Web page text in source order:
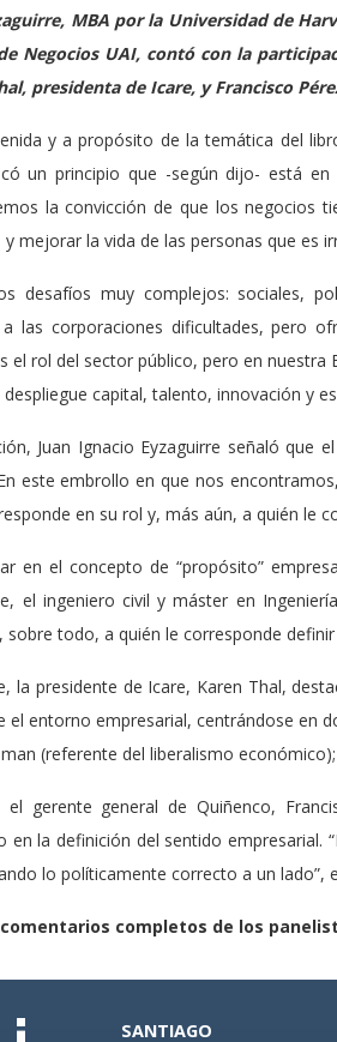
MBA por la Universidad de
Negocios UAI, contó con la
presidenta de Icare, y Francisco
y a propósito de la temática del
un principio que -según dijo- está
la convicción de que los negocios
mejorar la vida de las personas que es
desafíos muy complejos: sociales,
las corporaciones dificultades, pero
el rol del sector público, pero en
capital, talento, innovación y
Juan Ignacio Eyzaguirre señaló que
este embrollo en que nos
en su rol y, más aún, a quién le
en el concepto de “propósito”
el ingeniero civil y máster en
sobre todo, a quién le corresponde
la presidente de Icare, Karen Thal,
el entorno empresarial, centrándose en
(referente del liberalismo
el gerente general de Quiñenco,
en la definición del sentido empresarial.
lo políticamente correcto a un lado”,
completos de los
SANTIAGO